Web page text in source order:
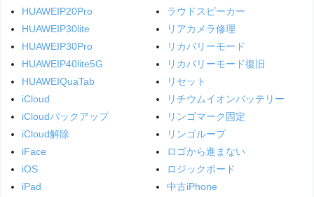
HUAWEIP20Pro
HUAWEIP30lite
HUAWEIP30Pro
HUAWEIP40lite5G
HUAWEIQuaTab
iCloud
iCloudバックアップ
iCloud解除
iFace
iOS
iPad
ラウドスピーカー
リアカメラ修理
リカバリーモード
リカバリーモード復旧
リセット
リチウムイオンバッテリー
リンゴマーク固定
リンゴループ
ロゴから進まない
ロジックボード
中古iPhone